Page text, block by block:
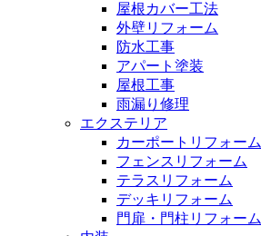
屋根カバー工法
外壁リフォーム
防水工事
アパート塗装
屋根工事
雨漏り修理
エクステリア
カーポートリフォーム
フェンスリフォーム
テラスリフォーム
デッキリフォーム
門扉・門柱リフォーム